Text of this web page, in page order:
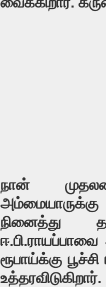
நான்
நினைத்து
ரூபாய்க்கு
உத்தரவிடுகிறார்.